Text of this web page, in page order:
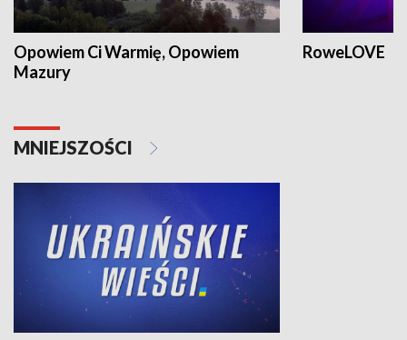
Opowiem Ci Warmię, Opowiem
Mazury
RoweLOVE
MNIEJSZOŚCI